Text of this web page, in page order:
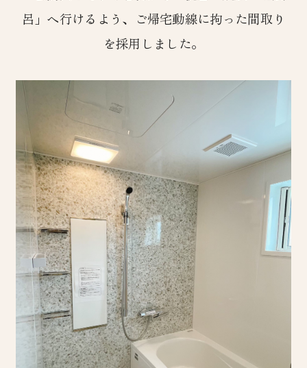
呂」へ行けるよう、ご帰宅動線に拘った間取り
を採用しました。